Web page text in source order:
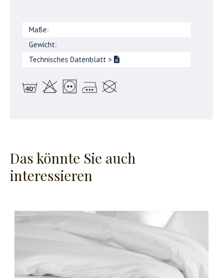
Maße:
Gewicht:
Technisches Datenblatt >
Das könnte Sie auch
interessieren